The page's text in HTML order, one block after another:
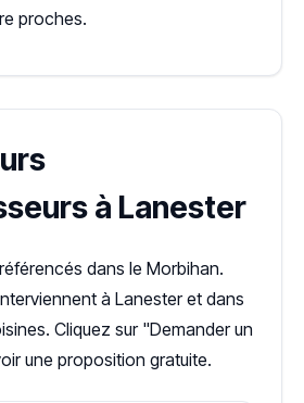
proches.
à Lanester
dans le Morbihan.
à Lanester et dans
Cliquez sur "Demander un
une proposition gratuite.